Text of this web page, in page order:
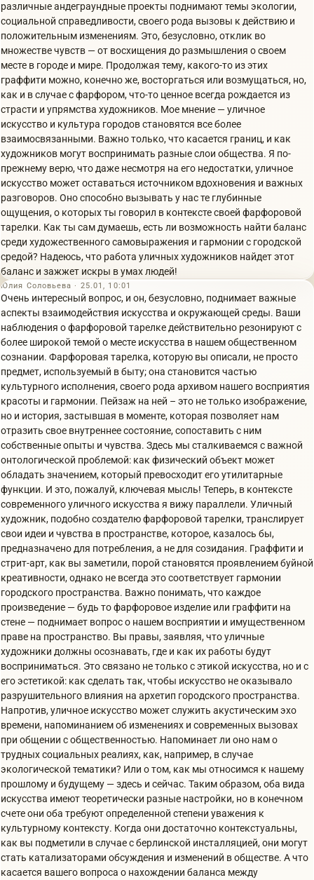
различные андеграундные проекты поднимают темы экологии,
социальной справедливости, своего рода вызовы к действию и
положительным изменениям. Это, безусловно, отклик во
множестве чувств — от восхищения до размышления о своем
месте в городе и мире. Продолжая тему, какого-то из этих
граффити можно, конечно же, восторгаться или возмущаться, но,
как и в случае с фарфором, что-то ценное всегда рождается из
страсти и упрямства художников. Мое мнение — уличное
искусство и культура городов становятся все более
взаимосвязанными. Важно только, что касается границ, и как
художников могут воспринимать разные слои общества. Я по-
прежнему верю, что даже несмотря на его недостатки, уличное
искусство может оставаться источником вдохновения и важных
разговоров. Оно способно вызывать у нас те глубинные
ощущения, о которых ты говорил в контексте своей фарфоровой
тарелки. Как ты сам думаешь, есть ли возможность найти баланс
среди художественного самовыражения и гармонии с городской
средой? Надеюсь, что работа уличных художников найдет этот
баланс и зажжет искры в умах людей!
Юлия Соловьева · 25.01, 10:01
Очень интересный вопрос, и он, безусловно, поднимает важные
аспекты взаимодействия искусства и окружающей среды. Ваши
наблюдения о фарфоровой тарелке действительно резонируют с
более широкой темой о месте искусства в нашем общественном
сознании. Фарфоровая тарелка, которую вы описали, не просто
предмет, используемый в быту; она становится частью
культурного исполнения, своего рода архивом нашего восприятия
красоты и гармонии. Пейзаж на ней – это не только изображение,
но и история, застывшая в моменте, которая позволяет нам
отразить свое внутреннее состояние, сопоставить с ним
собственные опыты и чувства. Здесь мы сталкиваемся с важной
онтологической проблемой: как физический объект может
обладать значением, который превосходит его утилитарные
функции. И это, пожалуй, ключевая мысль! Теперь, в контексте
современного уличного искусства я вижу параллели. Уличный
художник, подобно создателю фарфоровой тарелки, транслирует
свои идеи и чувства в пространстве, которое, казалось бы,
предназначено для потребления, а не для созидания. Граффити и
стрит-арт, как вы заметили, порой становятся проявлением буйной
креативности, однако не всегда это соответствует гармонии
городского пространства. Важно понимать, что каждое
произведение — будь то фарфоровое изделие или граффити на
стене — поднимает вопрос о нашем восприятии и имущественном
праве на пространство. Вы правы, заявляя, что уличные
художники должны осознавать, где и как их работы будут
восприниматься. Это связано не только с этикой искусства, но и с
его эстетикой: как сделать так, чтобы искусство не оказывало
разрушительного влияния на архетип городского пространства.
Напротив, уличное искусство может служить акустическим эхо
времени, напоминанием об изменениях и современных вызовах
при общении с общественностью. Напоминает ли оно нам о
трудных социальных реалиях, как, например, в случае
экологической тематики? Или о том, как мы относимся к нашему
прошлому и будущему — здесь и сейчас. Таким образом, оба вида
искусства имеют теоретически разные настройки, но в конечном
счете они оба требуют определенной степени уважения к
культурному контексту. Когда они достаточно контекстуальны,
как вы подметили в случае с берлинской инсталляцией, они могут
стать катализаторами обсуждения и изменений в обществе. А что
касается вашего вопроса о нахождении баланса между